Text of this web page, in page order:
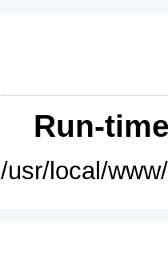
Run-
/usr/local/